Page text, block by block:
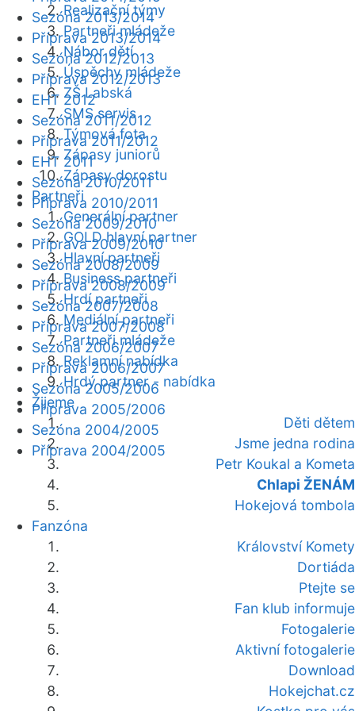
Realizační týmy
Partneři mládeže
Nábor dětí
Úspěchy mládeže
ZŠ Labská
SMS servis
Týmová fota
Zápasy juniorů
Zápasy dorostu
Partneři
Generální partner
GOLD hlavní partner
Hlavní partneři
Business partneři
Hrdí partneři
Mediální partneři
Partneři mládeže
Reklamní nabídka
Hrdý partner - nabídka
Žijeme
Děti dětem
Jsme jedna rodina
Petr Koukal a Kometa
Chlapi ŽENÁM
Hokejová tombola
Fanzóna
Království Komety
Dortiáda
Ptejte se
Fan klub informuje
Fotogalerie
Aktivní fotogalerie
Download
Hokejchat.cz
Sezóna 2013/2014
Příprava 2013/2014
Sezóna 2012/2013
Příprava 2012/2013
EHT 2012
Sezóna 2011/2012
Příprava 2011/2012
EHT 2011
Sezóna 2010/2011
Příprava 2010/2011
Sezóna 2009/2010
Příprava 2009/2010
Sezóna 2008/2009
Příprava 2008/2009
Sezóna 2007/2008
Příprava 2007/2008
Sezóna 2006/2007
Příprava 2006/2007
Sezóna 2005/2006
Příprava 2005/2006
Sezóna 2004/2005
Příprava 2004/2005